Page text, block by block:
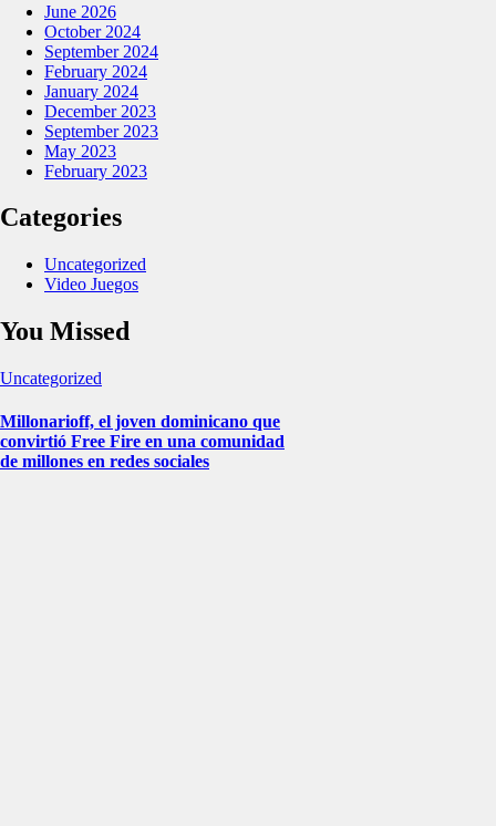
June 2026
October 2024
September 2024
February 2024
January 2024
December 2023
September 2023
May 2023
February 2023
Categories
Uncategorized
Video Juegos
You Missed
Uncategorized
Millonarioff, el joven dominicano que
convirtió Free Fire en una comunidad
de millones en redes sociales